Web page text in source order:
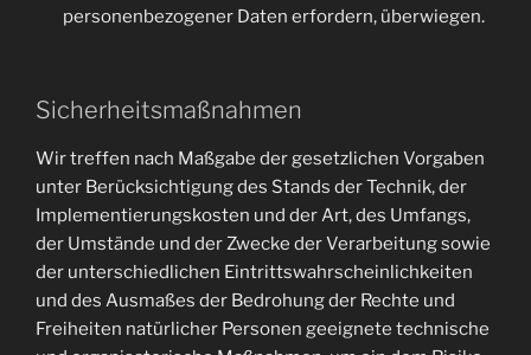
personenbezogener Daten erfordern, überwiegen.
Sicherheitsmaßnahmen
Wir treffen nach Maßgabe der gesetzlichen Vorgaben
unter Berücksichtigung des Stands der Technik, der
Implementierungskosten und der Art, des Umfangs,
der Umstände und der Zwecke der Verarbeitung sowie
der unterschiedlichen Eintrittswahrscheinlichkeiten
und des Ausmaßes der Bedrohung der Rechte und
Freiheiten natürlicher Personen geeignete technische